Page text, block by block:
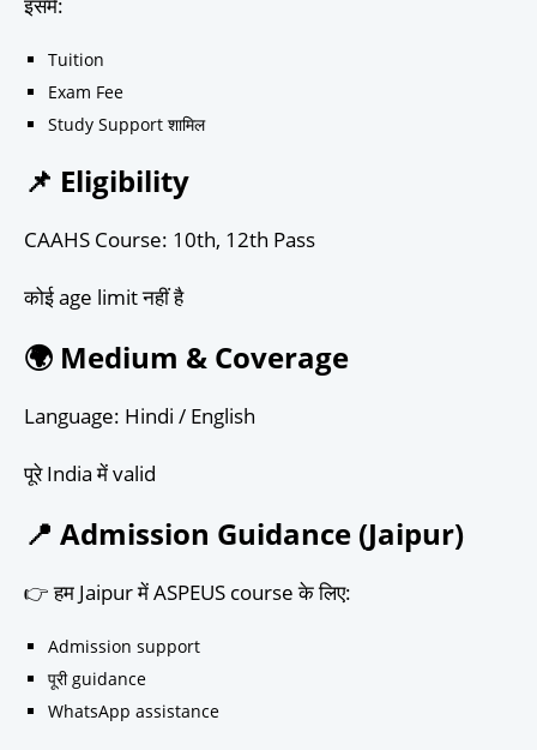
Tuition
Exam Fee
Study Support शामिल
📌 Eligibility
CAAHS Course: 10th, 12th Pass
कोई age limit नहीं है
🌍 Medium & Coverage
Language: Hindi / English
पूरे India में valid
📍 Admission Guidance (Jaipur)
👉 हम Jaipur में ASPEUS course के लिए:
Admission support
पूरी guidance
WhatsApp assistance